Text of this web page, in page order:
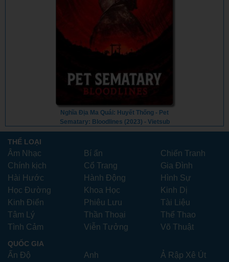
Nghĩa Địa Ma Quái: Huyết Thống - Pet
Sematary: Bloodlines (2023) - Vietsub
THỂ LOẠI
Âm Nhạc Bí ẩn
Chiến Tranh
Chính kịch
Cổ Trang
Gia Đình
Hài Hước
Hành Động
Hình Sự
Học Đường
Khoa Học
Kinh Dị
Kinh Điển
Phiêu Lưu
Tài Liệu
Tâm Lý
Thần Thoại
Thể Thao
Tình Cảm
Viễn Tưởng Võ Thuật
QUỐC GIA
Ấn Độ Anh
Ả Rập Xê Út